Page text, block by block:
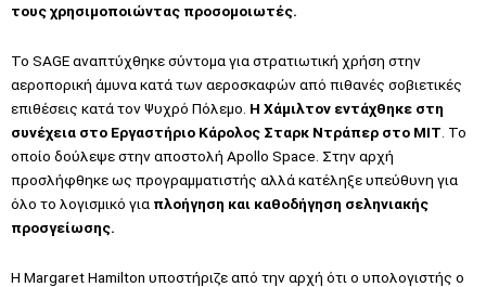
τους χρησιμοποιώντας προσομοιωτές.
Το SAGE αναπτύχθηκε σύντομα για στρατιωτική χρήση στην
αεροπορική άμυνα κατά των αεροσκαφών από πιθανές σοβιετικές
επιθέσεις κατά τον Ψυχρό Πόλεμο. Η Χάμιλτον εντάχθηκε στη
συνέχεια στο Εργαστήριο Κάρολος Σταρκ Ντράπερ στο MIT . Το
οποίο δούλεψε στην αποστολή Apollo Space. Στην αρχή
προσλήφθηκε ως προγραμματιστής αλλά κατέληξε υπεύθυνη για
όλο το λογισμικό για πλοήγηση και καθοδήγηση σεληνιακής
προσγείωσης.
Η Margaret Hamilton υποστήριζε από την αρχή ότι ο υπολογιστής ο